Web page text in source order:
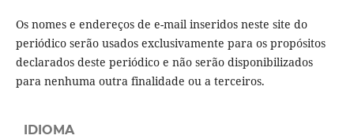
Os nomes e endereços de e-mail inseridos neste site do
periódico serão usados ​​exclusivamente para os propósitos
declarados deste periódico e não serão disponibilizados
para nenhuma outra finalidade ou a terceiros.
IDIOMA